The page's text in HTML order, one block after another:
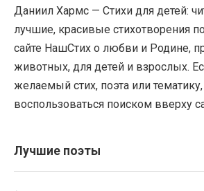
Даниил Хармс — Стихи для детей:
лучшие, красивые стихотворения
сайте НашСтих о любви и Родине,
животных, для детей и взрослых.
желаемый стих, поэта или
воспользоваться поиском вверху
Лучшие поэты